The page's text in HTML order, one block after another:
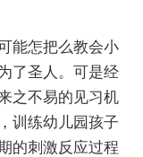
能怎把么教会小
了圣人。可是经
之不易的见习机
训练幼儿园孩子
的刺激反应过程